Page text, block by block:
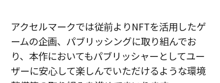
アクセルマークでは従前よりNFTを活用したゲ
ームの企画、パブリッシングに取り組んでお
り、本作においてもパブリッシャーとしてユー
ザーに安心して楽しんでいただけるような環境